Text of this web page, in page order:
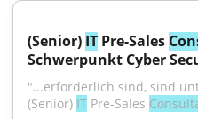
(Senior) IT Pre-Sales
Schwerpunkt Cyber
"...erforderlich sind, sind
(Senior) IT Pre-Sales